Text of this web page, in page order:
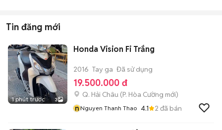
Tin đăng mới
1 phút trước 3
Honda Vision Fi Trắng
2016 Tay ga Đã sử dụng
19.500.000 đ
Q. Hải Châu (P. Hòa Cường mới)
nNguyen Thanh Thao 4.1 2 đã bán